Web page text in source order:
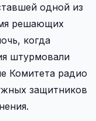
одной из
решающих
когда
штурмовали
Комитета радио
защитников